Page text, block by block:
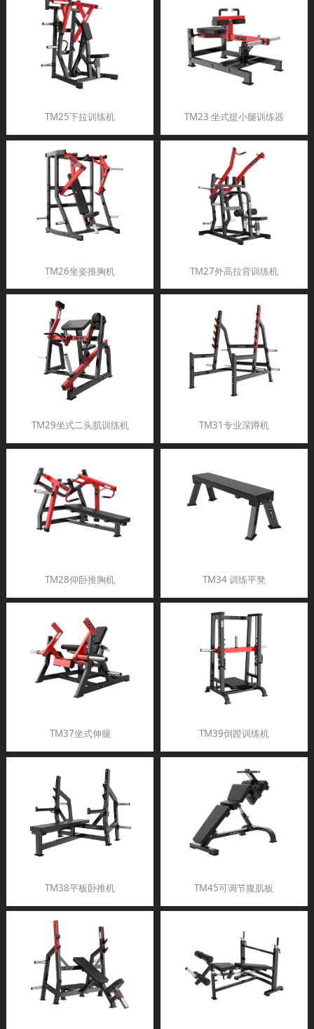
TM25下拉训练机 TM23 坐式提小腿训练器
TM26坐姿推胸机 TM27外高拉背训练机
TM29坐式二头肌训练机 TM31专业深蹲机
TM28仰卧推胸机 TM34 训练平凳
TM37坐式伸腿 TM39倒蹬训练机
TM38平板卧推机 TM45可调节腹肌板